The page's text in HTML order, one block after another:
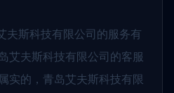
夫斯科技有限公司的服务有
艾夫斯科技有限公司的客服
实的，青岛艾夫斯科技有限